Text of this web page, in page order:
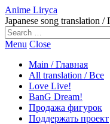
Anime Liryca
Japanese song translation
Search
on:
Menu Close
Main / Главная
All translation / Все
Love Live!
BanG Dream!
Продажа фигурок
Поддержать проект